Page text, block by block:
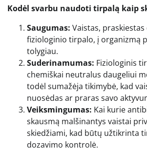
Kodėl svarbu naudoti tirpalą kaip
Saugumas: Vaistas,
fiziologinio tirpalo, į organizmą
tolygiau.
Suderinamumas: Fiziologinis
chemiškai neutralus daugeliui
todėl sumažėja tikimybė, kad
nuosėdas ar praras savo
Veiksmingumas: Kai kurie
skausmą malšinantys vaistai
skiedžiami, kad būtų užtikrinta
dozavimo kontrolė.